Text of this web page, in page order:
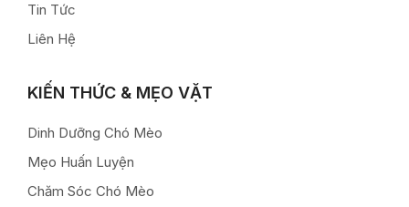
Tin Tức
Liên Hệ
KIẾN THỨC & MẸO VẶT
Dinh Dưỡng Chó Mèo
Mẹo Huấn Luyện
Chăm Sóc Chó Mèo